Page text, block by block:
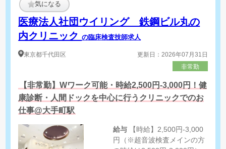
気になる
医療法人社団ウイリング 鉄鋼ビル丸の
内クリニックの臨床検査技師求人
東京都千代田区
更新日：2026年07月31日
非常勤
【非常勤】Wワーク可能・時給2,500円-3,000円！健
康診断・人間ドックを中心に行うクリニックでのお
仕事@大手町駅
給与
円（※超音波検査メインの方